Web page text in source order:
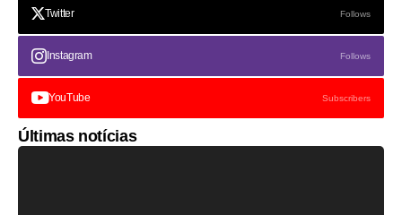
Twitter Follows
Instagram Follows
YouTube Subscribers
Últimas notícias